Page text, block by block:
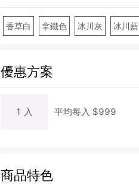
香草白 拿鐵色 冰川灰 冰川藍
優惠方案
1 入 平均每入 $999
商品特色